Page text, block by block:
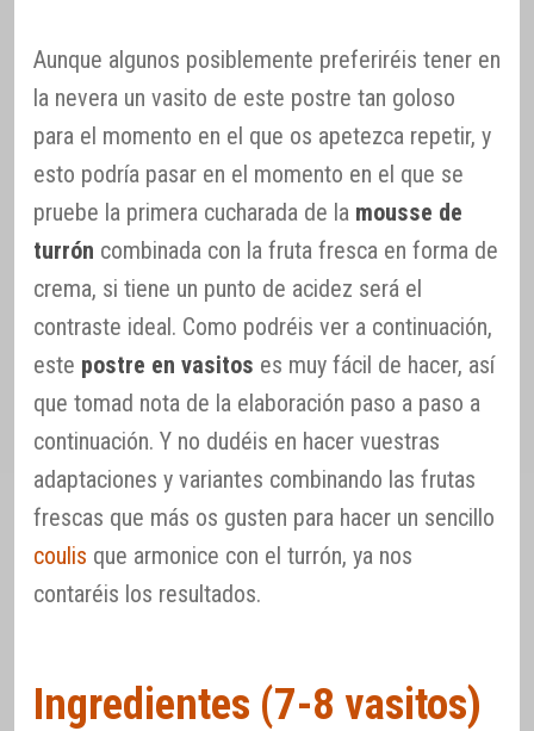
Aunque algunos posiblemente preferiréis tener en
la nevera un vasito de este postre tan goloso
para el momento en el que os apetezca repetir, y
esto podría pasar en el momento en el que se
pruebe la primera cucharada de la mousse de
turrón combinada con la fruta fresca en forma de
crema, si tiene un punto de acidez será el
contraste ideal. Como podréis ver a continuación,
este postre en vasitos es muy fácil de hacer, así
que tomad nota de la elaboración paso a paso a
continuación. Y no dudéis en hacer vuestras
adaptaciones y variantes combinando las frutas
frescas que más os gusten para hacer un sencillo
coulis que armonice con el turrón, ya nos
contaréis los resultados.
Ingredientes (7-8 vasitos)